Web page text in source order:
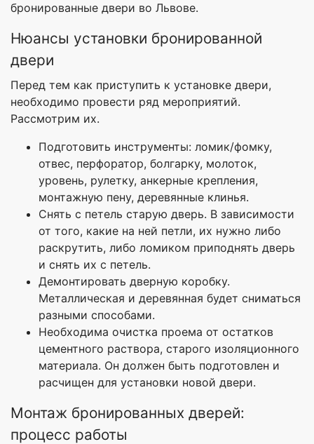
бронированные двери во Львове.
Нюансы установки бронированной
двери
Перед тем как приступить к установке двери,
необходимо провести ряд мероприятий.
Рассмотрим их.
Подготовить инструменты: ломик/фомку,
отвес, перфоратор, болгарку, молоток,
уровень, рулетку, анкерные крепления,
монтажную пену, деревянные клинья.
Снять с петель старую дверь. В зависимости
от того, какие на ней петли, их нужно либо
раскрутить, либо ломиком приподнять дверь
и снять их с петель.
Демонтировать дверную коробку.
Металлическая и деревянная будет сниматься
разными способами.
Необходима очистка проема от остатков
цементного раствора, старого изоляционного
материала. Он должен быть подготовлен и
расчищен для установки новой двери.
Монтаж бронированных дверей:
процесс работы